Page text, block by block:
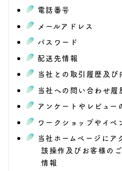
電話番号
メールアドレス
パスワード
配送先情報
当社との取引履歴及び
当社への問い合わせ履
アンケートやレビュー
ワークショップやイベ
当社ホームページにア
該操作及びお客様の
情報